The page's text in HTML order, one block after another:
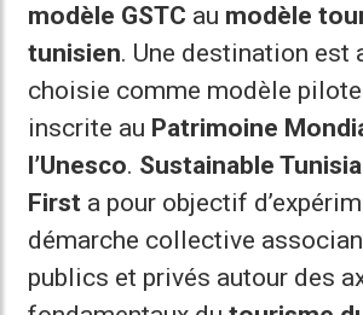
modèle GSTC au modèle
tunisien. Une destination est
choisie comme modèle pilote
inscrite au Patrimoine
l’Unesco. Sustainable
First a pour objectif
démarche collective
publics et privés autour des